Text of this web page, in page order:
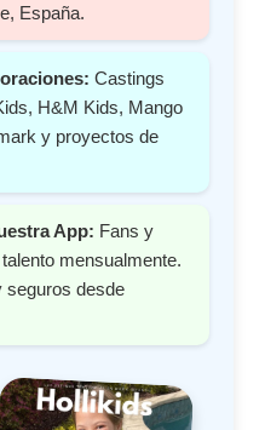
España.
Castings
H&M Kids, Mango
y proyectos de
App: Fans y
mensualmente.
seguros desde